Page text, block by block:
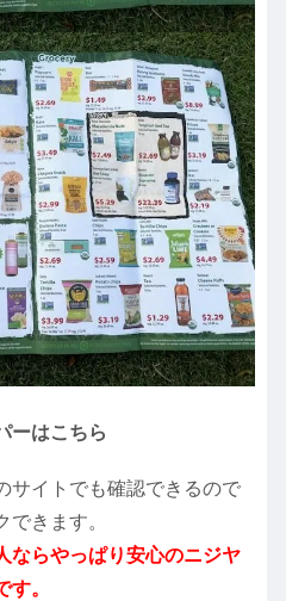
ーはこちら
サイトでも確認できるので
きます。
ならやっぱり安心のニジヤ
。